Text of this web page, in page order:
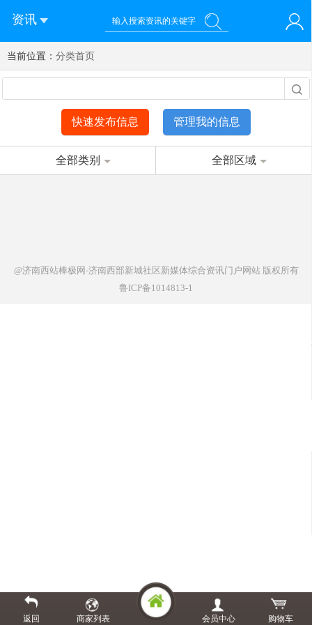
资讯
您好！欢迎来到济南西站棒极网-济南西部新城社区新媒体综
合资讯门户网站
登录 注册 微信快速登录
当前位置： 分类首页
快速发布信息 管理我的信息
全部类别 全部区域
@济南西站棒极网-济南西部新城社区新媒体综合资讯门户网站版权所有
鲁ICP备1014813-1
返回 商家列表 会员中心 购物车